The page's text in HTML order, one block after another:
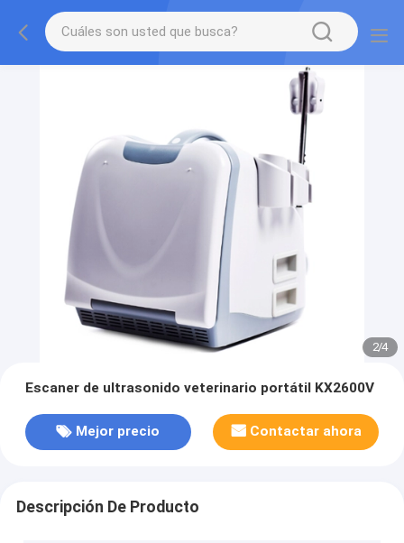
2/4
Escaner de ultrasonido veterinario portátil KX2600V
Mejor precio Contactar ahora
Descripción De Producto